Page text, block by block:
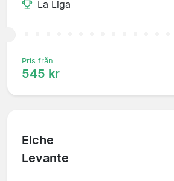
La Liga
Pris från
545 kr
Elche
Levante